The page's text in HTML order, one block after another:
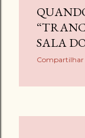
SALA
Compartilhar